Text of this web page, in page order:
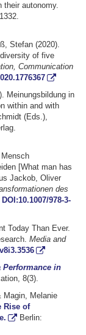
their autonomy.
Stefan (2020).
of five
Communication
Meinungsbildung in
within and with
(Eds.),
[What man has
Jackob, Oliver
des
DOI:10.1007/978-3-
Today Than Ever.
Media and
Performance in
8(3).
Magin, Melanie
Rise of
Berlin: